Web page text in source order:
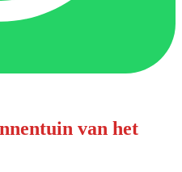
van het